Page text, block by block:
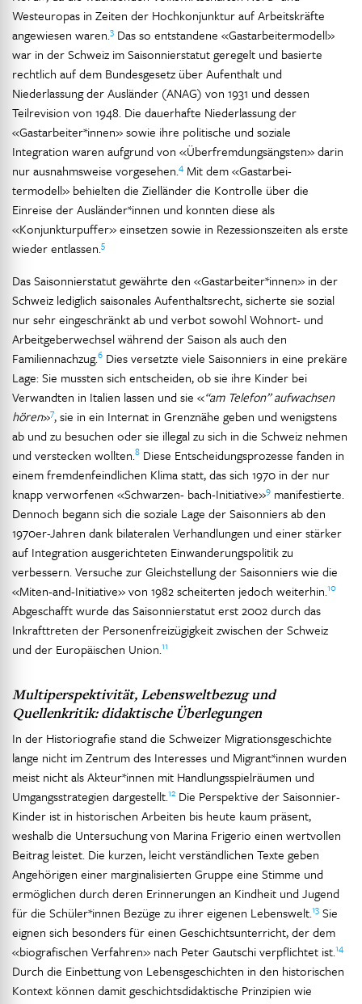
Westeuropas in Zeiten der Hochkonjunktur auf Arbeitskräfte
angewiesen waren.3 Das so entstandene «Gastarbeitermodell»
war in der Schweiz im Saisonnierstatut geregelt und basierte
rechtlich auf dem Bundesgesetz über Aufenthalt und
Niederlassung der Ausländer (ANAG) von 1931 und dessen
Teilrevision von 1948. Die dauerhafte Niederlassung der
«Gastarbeiter*innen» sowie ihre politische und soziale
Integration waren aufgrund von «Überfremdungsängsten» darin
nur ausnahmsweise vorgesehen.4 Mit dem «Gastarbei-
termodell» behielten die Zielländer die Kontrolle über die
Einreise der Ausländer*innen und konnten diese als
«Konjunkturpuffer» einsetzen sowie in Rezessionszeiten als erste
wieder entlassen.5
Das Saisonnierstatut gewährte den «Gastarbeiter*innen» in der
Schweiz lediglich saisonales Aufenthaltsrecht, sicherte sie sozial
nur sehr eingeschränkt ab und verbot sowohl Wohnort- und
Arbeitgeberwechsel während der Saison als auch den
Familiennachzug.6 Dies versetzte viele Saisonniers in eine prekäre
Lage: Sie mussten sich entscheiden, ob sie ihre Kinder bei
Verwandten in Italien lassen und sie «“am Telefon” aufwachsen
hören»7, sie in ein Internat in Grenznähe geben und wenigstens
ab und zu besuchen oder sie illegal zu sich in die Schweiz nehmen
und verstecken wollten.8 Diese Entscheidungsprozesse fanden in
einem fremdenfeindlichen Klima statt, das sich 1970 in der nur
knapp verworfenen «Schwarzen- bach-Initiative»9 manifestierte.
Dennoch begann sich die soziale Lage der Saisonniers ab den
1970er-Jahren dank bilateralen Verhandlungen und einer stärker
auf Integration ausgerichteten Einwanderungspolitik zu
verbessern. Versuche zur Gleichstellung der Saisonniers wie die
«Miten-and-Initiative» von 1982 scheiterten jedoch weiterhin.10
Abgeschafft wurde das Saisonnierstatut erst 2002 durch das
Inkrafttreten der Personenfreizügigkeit zwischen der Schweiz
und der Europäischen Union.11
Multiperspektivität, Lebensweltbezug und
Quellenkritik: didaktische Überlegungen
In der Historiografie stand die Schweizer Migrationsgeschichte
lange nicht im Zentrum des Interesses und Migrant*innen wurden
meist nicht als Akteur*innen mit Handlungsspielräumen und
Umgangsstrategien dargestellt.12 Die Perspektive der Saisonnier-
Kinder ist in historischen Arbeiten bis heute kaum präsent,
weshalb die Untersuchung von Marina Frigerio einen wertvollen
Beitrag leistet. Die kurzen, leicht verständlichen Texte geben
Angehörigen einer marginalisierten Gruppe eine Stimme und
ermöglichen durch deren Erinnerungen an Kindheit und Jugend
für die Schüler*innen Bezüge zu ihrer eigenen Lebenswelt.13 Sie
eignen sich besonders für einen Geschichtsunterricht, der dem
«biografischen Verfahren» nach Peter Gautschi verpflichtet ist.14
Durch die Einbettung von Lebensgeschichten in den historischen
Kontext können damit geschichtsdidaktische Prinzipien wie